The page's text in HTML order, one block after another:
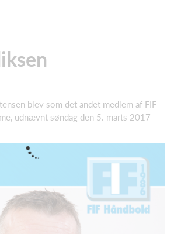
blev som det andet medlem af FIF
udnævnt søndag den 5. marts 2017